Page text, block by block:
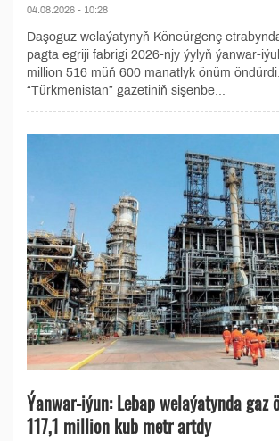
04.08.2026 - 10:28
Daşoguz welaýatynyň Köneürgenç
pagta egriji fabrigi 2026-njy ýylyň ýanwar-
million 516 müň 600 manatlyk önüm
“Türkmenistan” gazetiniň sişenbe...
Ýanwar-iýun: Lebap welaýatynda gaz
117,1 million kub metr artdy